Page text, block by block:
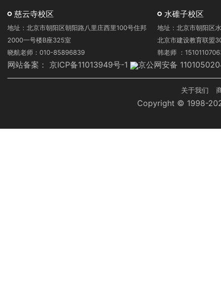
慈云寺校区
地址：北京市朝阳区朝阳路八里庄西里100号住邦
2000一号楼B座325室
晓航老师：010-85896839
水碓子校区
地址：北京市朝阳区
北京市建设教育联盟
韩老师 ：
网站备案： 京ICP备11013949号-1 京公网安备
关于我们
Copyright © 1998-